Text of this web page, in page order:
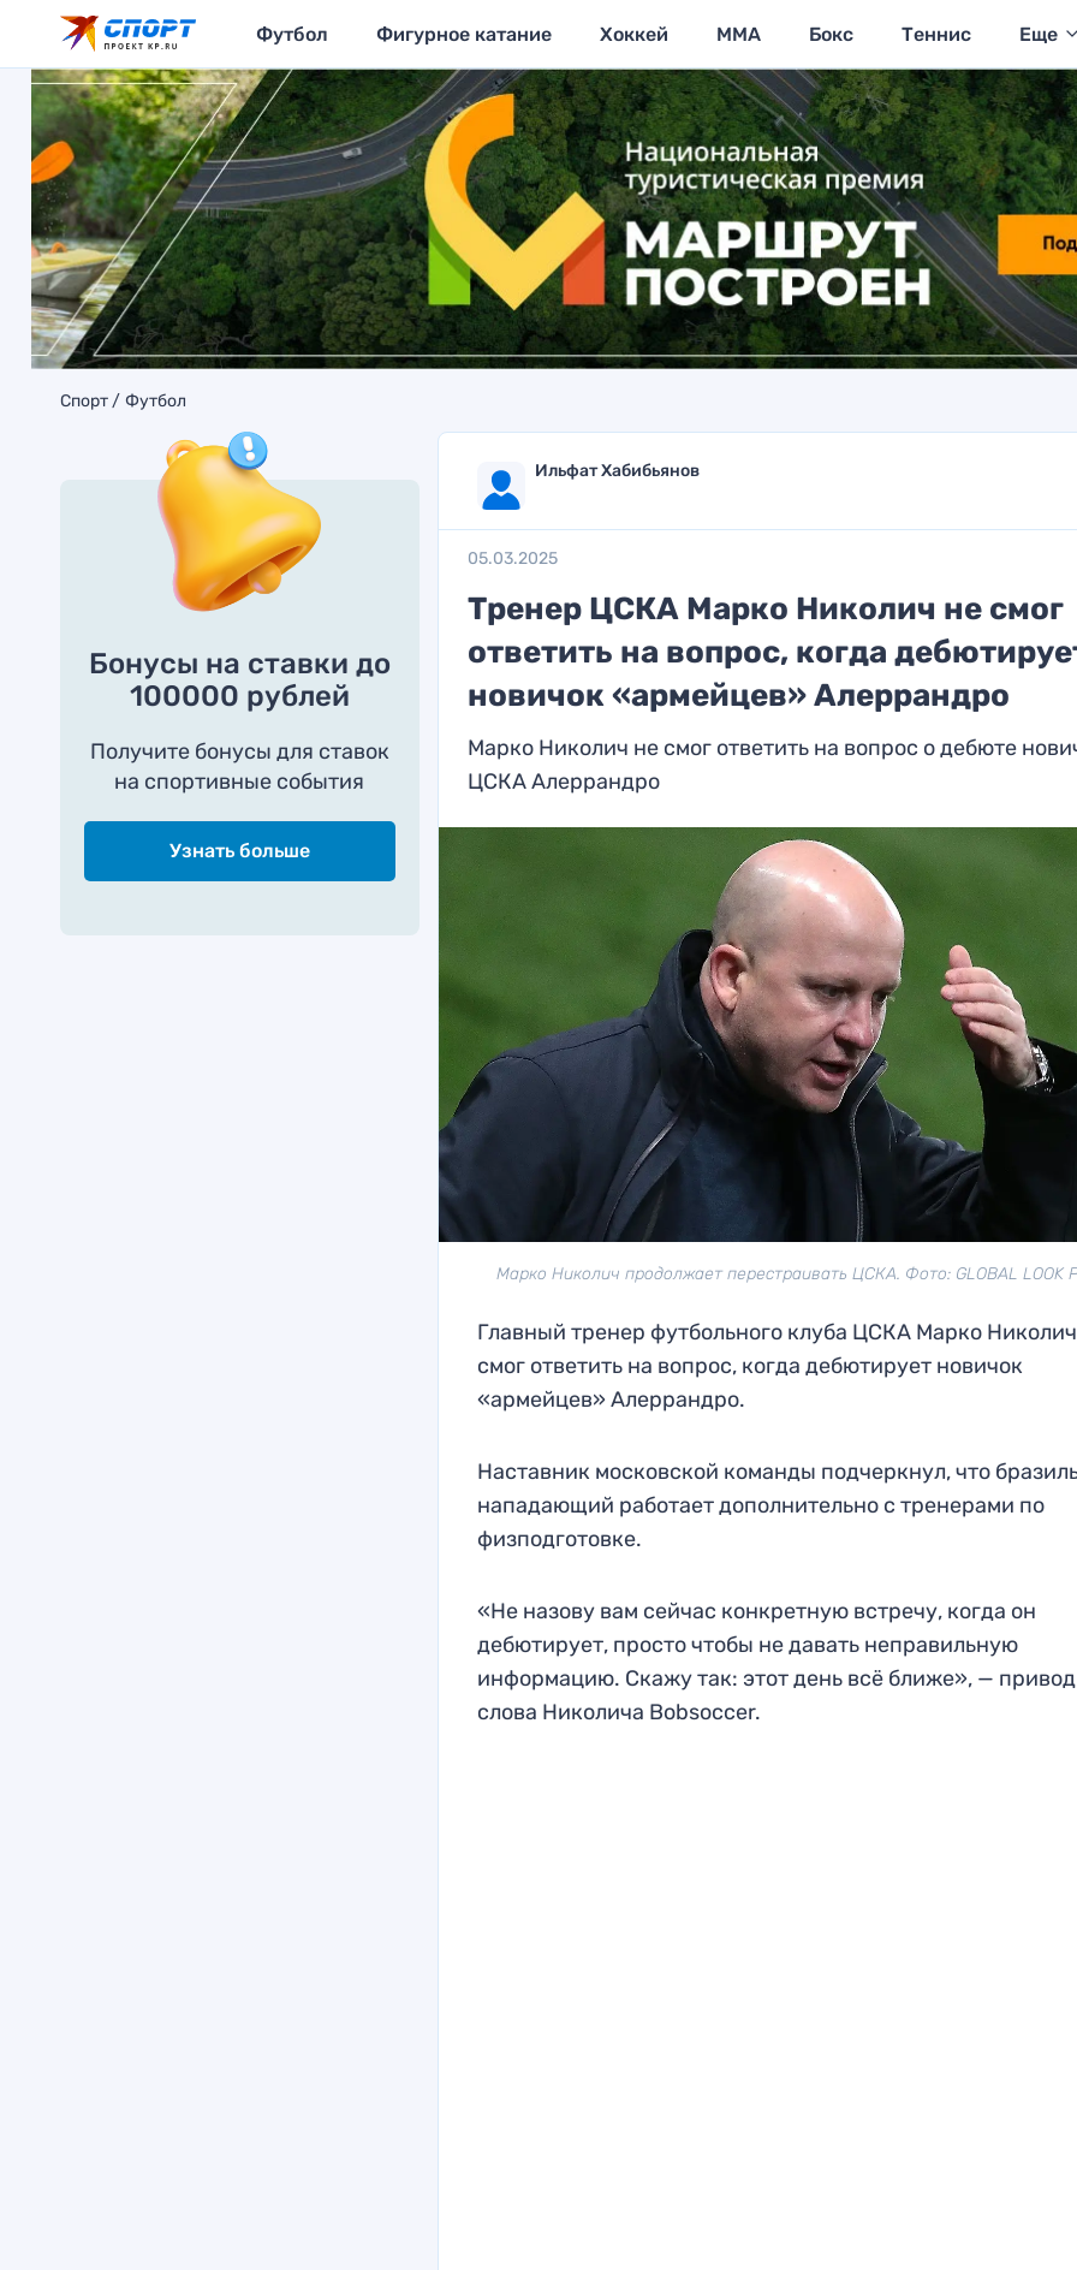
Футбол Фигурное катание Хоккей MMA Бокс Теннис Еще
Спорт Футбол
Бонусы на ставки до
100000 рублей
Получите бонусы для ставок
на спортивные события
Узнать больше
Ильфат Хабибьянов
05.03.2025
Тренер ЦСКА Марко Николич не смог
ответить на вопрос, когда
новичок «армейцев» Алеррандро
Марко Николич не смог ответить на вопрос о дебюте
ЦСКА Алеррандро
Марко Николич продолжает перестраивать ЦСКА. Фото: GLOBAL LOOK
Главный тренер футбольного клуба ЦСКА Марко
смог ответить на вопрос, когда дебютирует новичок
«армейцев» Алеррандро.
Наставник московской команды подчеркнул, что
нападающий работает дополнительно с тренерами по
физподготовке.
«Не назову вам сейчас конкретную встречу, когда он
дебютирует, просто чтобы не давать неправильную
информацию. Скажу так: этот день всё ближе», —
слова Николича Bobsoccer.